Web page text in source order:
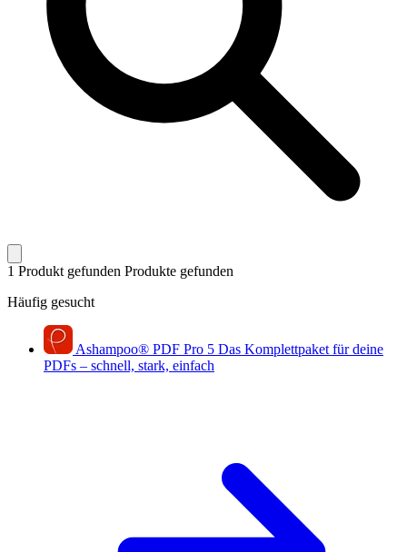
1 Produkt gefunden Produkte gefunden
Häufig gesucht
Ashampoo® PDF Pro 5 Das Komplettpaket für deine
PDFs – schnell, stark, einfach